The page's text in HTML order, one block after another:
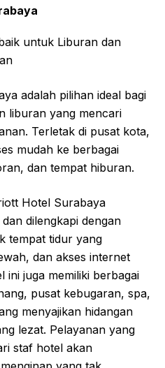
adalah pilihan ideal bagi
liburan yang mencari
Terletak di pusat kota,
mudah ke berbagai
dan tempat hiburan.
Hotel Surabaya
dilengkapi dengan
tempat tidur yang
dan akses internet
ini juga memiliki berbagai
pusat kebugaran, spa,
menyajikan hidangan
lezat. Pelayanan yang
staf hotel akan